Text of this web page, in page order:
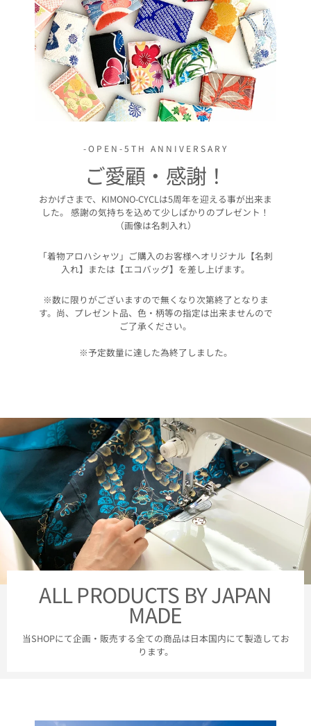
-OPEN-5TH ANNIVERSARY
ご愛顧・感謝！
おかげさまで、KIMONO-CYCLは5周年を迎える事が出来ま
した。 感謝の気持ちを込めて少しばかりのプレゼント！
（画像は名刺入れ）
「着物アロハシャツ」ご購入のお客様へオリジナル【名刺
入れ】または【エコバッグ】を差し上げます。
※数に限りがございますので無くなり次第終了となりま
す。尚、プレゼント品、色・柄等の指定は出来ませんので
ご了承ください。
※予定数量に達した為終了しました。
ALL PRODUCTS BY JAPAN
MADE
当SHOPにて企画・販売する全ての商品は日本国内にて製造してお
ります。